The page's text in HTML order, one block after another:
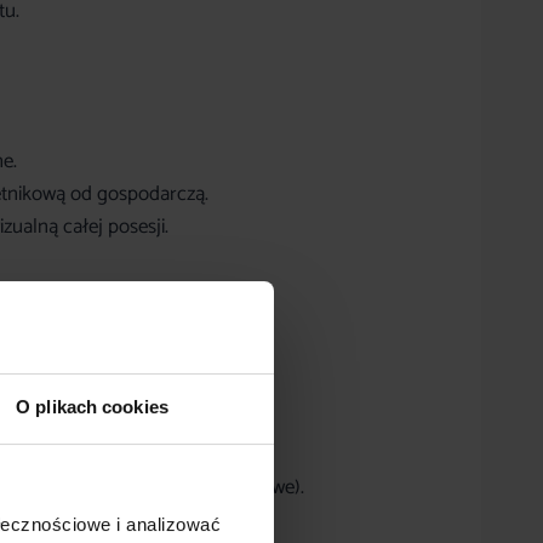
O plikach cookies
i analizować
od gospodarczą.
całej posesji.
lub stopy fundamentowe).